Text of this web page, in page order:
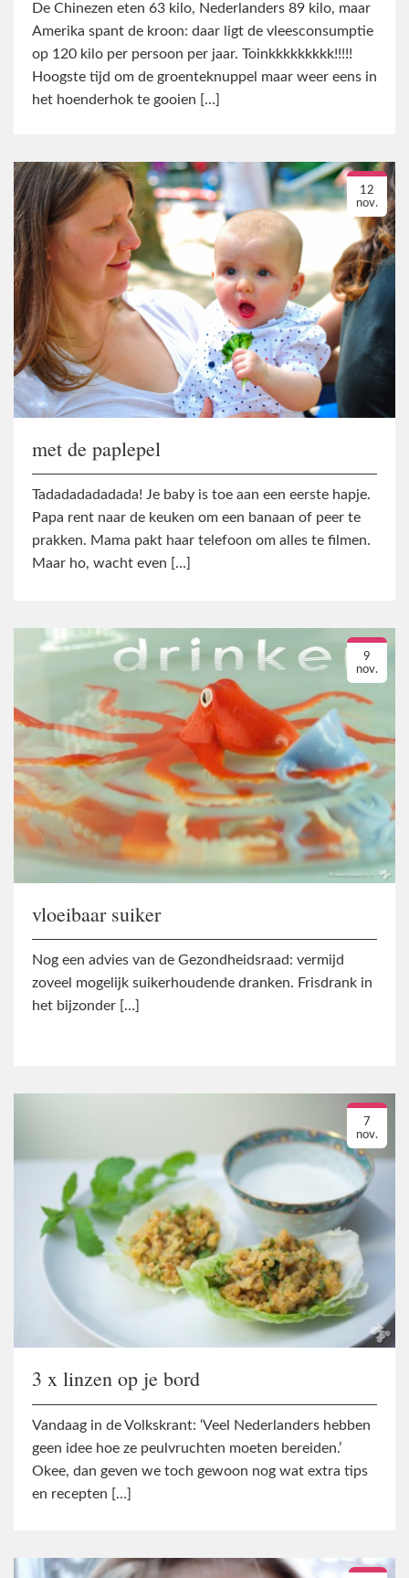
De Chinezen eten 63 kilo, Nederlanders 89 kilo, maar
Amerika spant de kroon: daar ligt de vleesconsumptie
op 120 kilo per persoon per jaar. Toinkkkkkkkkk!!!!!
Hoogste tijd om de groenteknuppel maar weer eens in
het hoenderhok te gooien […]
12
nov.
met de paplepel
Tadadadadadada! Je baby is toe aan een eerste hapje.
Papa rent naar de keuken om een banaan of peer te
prakken. Mama pakt haar telefoon om alles te filmen.
Maar ho, wacht even […]
9
nov.
vloeibaar suiker
Nog een advies van de Gezondheidsraad: vermijd
zoveel mogelijk suikerhoudende dranken. Frisdrank in
het bijzonder […]
7
nov.
3 x linzen op je bord
Vandaag in de Volkskrant: ‘Veel Nederlanders hebben
geen idee hoe ze peulvruchten moeten bereiden.’
Okee, dan geven we toch gewoon nog wat extra tips
en recepten […]